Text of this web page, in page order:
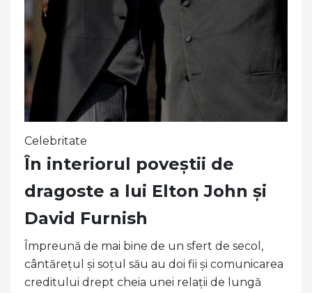
Celebritate
În interiorul poveștii de
dragoste a lui Elton John și
David Furnish
Împreună de mai bine de un sfert de secol,
cântărețul și soțul său au doi fii și comunicarea
creditului drept cheia unei relații de lungă